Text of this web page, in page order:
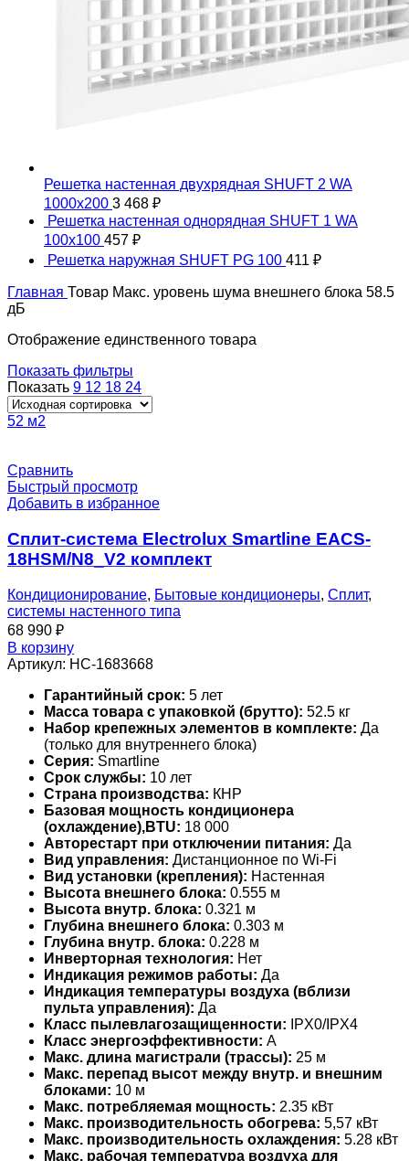
Решетка настенная двухрядная SHUFT 2 WA
1000x200 3 468 ₽
Решетка настенная однорядная SHUFT 1 WA
100x100 457 ₽
Решетка наружная SHUFT PG 100 411 ₽
Главная Товар Макс. уровень шума внешнего блока 58.5
дБ
Отображение единственного товара
Показать фильтры
Показать 9 12 18 24
52 м2
Сравнить
Быстрый просмотр
Добавить в избранное
Сплит-система Electrolux Smartline EACS-
18HSM/N8_V2 комплект
Кондиционирование, Бытовые кондиционеры, Сплит,
системы настенного типа
68 990 ₽
В корзину
Артикул: НС-1683668
Гарантийный срок: 5 лет
Масса товара с упаковкой (брутто): 52.5 кг
Набор крепежных элементов в комплекте: Да
(только для внутреннего блока)
Серия: Smartline
Срок службы: 10 лет
Страна производства: КНР
Базовая мощность кондиционера
(охлаждение),BTU: 18 000
Авторестарт при отключении питания: Да
Вид управления: Дистанционное по Wi-Fi
Вид установки (крепления): Настенная
Высота внешнего блока: 0.555 м
Высота внутр. блока: 0.321 м
Глубина внешнего блока: 0.303 м
Глубина внутр. блока: 0.228 м
Инверторная технология: Нет
Индикация режимов работы: Да
Индикация температуры воздуха (вблизи
пульта управления): Да
Класс пылевлагозащищенности: IPX0/IPX4
Класс энергоэффективности: A
Макс. длина магистрали (трассы): 25 м
Макс. перепад высот между внутр. и внешним
блоками: 10 м
Макс. потребляемая мощность: 2.35 кВт
Макс. производительность обогрева: 5,57 кВт
Макс. производительность охлаждения: 5.28 кВт
Макс. рабочая температура воздуха для